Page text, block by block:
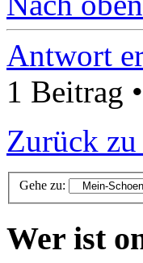
Antwort
1 Beitrag
Zurück
Gehe zu:
Wer ist